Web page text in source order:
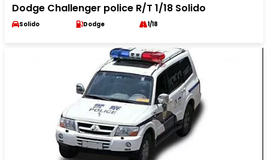
Dodge Challenger police R/T 1/18 Solido
Solido Dodge 1/18